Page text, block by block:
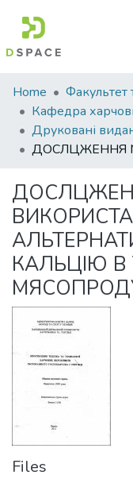
Communities
&
Collections
All of DSpace
Statistics
Home
КАЛЬЦIЮ В
Files